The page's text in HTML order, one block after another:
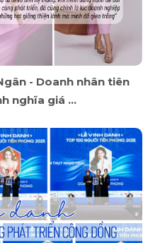
- Doanh nhân tiên
nghĩa giá ...